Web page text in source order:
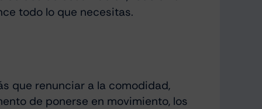
todo lo que necesitas.
que renunciar a la comodidad,
de ponerse en movimiento, los